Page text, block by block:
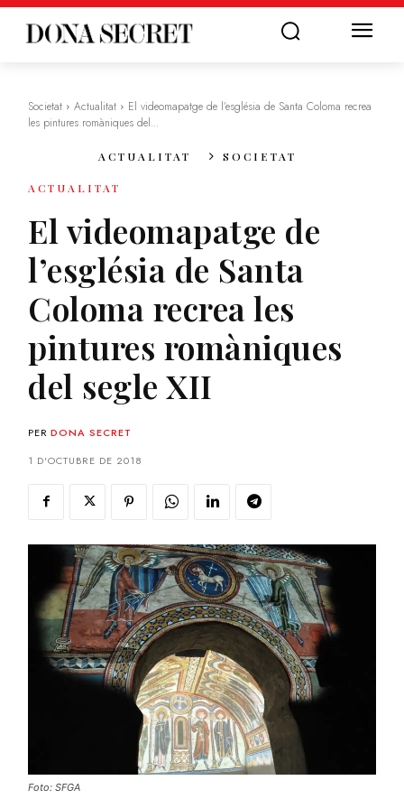
Societat Actualitat
El videomapatge de l’església de Santa Coloma recrea
les pintures romàniques del...
ACTUALITAT SOCIETAT
ACTUALITAT
El videomapatge de
l’església de Santa
Coloma recrea les
pintures romàniques
del segle XII
PER DONA SECRET
1 D'OCTUBRE DE 2018
Foto: SFGA